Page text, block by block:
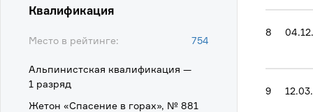
Квалификация
Место в рейтинге: 754
Альпинистская квалификация —
1 разряд
Жетон «Спасение в горах», № 881
8
9